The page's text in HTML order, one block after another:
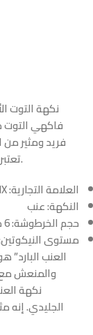
فاكهي التوت
فريد ومثير
تعتبر هذه النكهة خيارًا شائعًا لمذاقها الجريء والمرح.
العلامة التجارية: PHIX
النكهة: عنب
حجم الخرطوشة: 6 مل لكل خرطوشة
مستوى النيكوتين: 36 ملغم/
والمنعش مع
نكهة
الجليدي. إنه